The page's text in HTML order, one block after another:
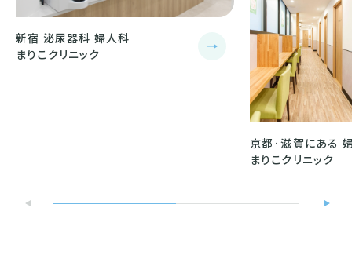
新宿 泌尿器科 婦人科
まりこクリニック
京都·滋賀にある
まりこクリニック